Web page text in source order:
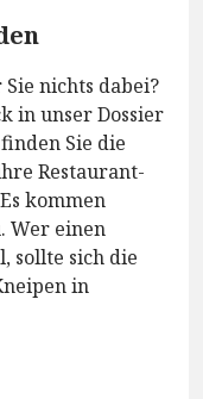
nichts dabei?
in unser Dossier
Sie die
Restaurant-
kommen
Wer einen
sollte sich die
in